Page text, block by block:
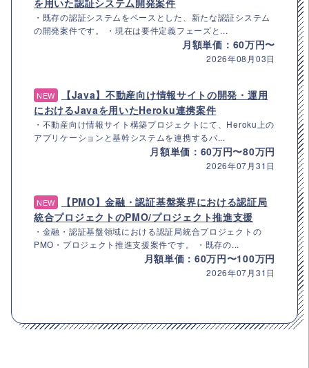
を用いた認証システム開発案件
・既存の認証システムをベースとした、新たな認証システム
の開発案件です。 ・現在は要件定義フェーズと...
月額単価：60万円〜
2026年08月03日
NEW
【Java】不動産向け情報サイトの開発・運用
におけるJavaを用いたHeroku連携案件
・不動産向け情報サイト構築プロジェクトにて、Heroku上の
アプリケーションと基幹システムを連携するバ...
月額単価：60万円〜80万円
2026年07月31日
NEW
【PMO】金融・認証基盤業界における認証局
統合プロジェクトのPMO/プロジェクト推進支援
・金融・認証基盤領域における認証局統合プロジェクトの
PMO・プロジェクト推進支援案件です。 ・既存の...
月額単価：60万円〜100万円
2026年07月31日